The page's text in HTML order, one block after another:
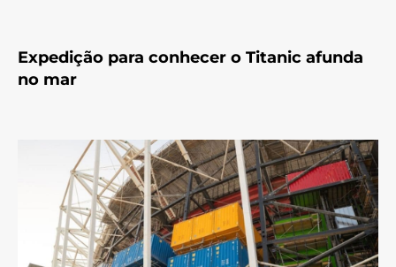
Expedição para conhecer o Titanic afunda
no mar